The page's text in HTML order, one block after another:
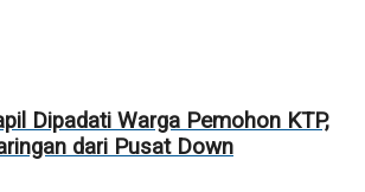
Dipadati Warga Pemohon KTP,
dari Pusat Down